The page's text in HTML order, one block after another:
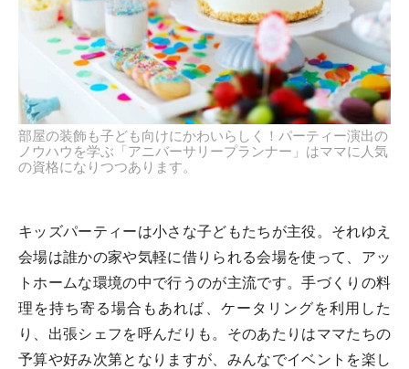
部屋の装飾も子ども向けにかわいらしく！パーティー演出の
ノウハウを学ぶ「アニバーサリープランナー」はママに人気
の資格になりつつあります。
キッズパーティーは小さな子どもたちが主役。それゆえ
会場は誰かの家や気軽に借りられる会場を使って、アッ
トホームな環境の中で行うのが主流です。手づくりの料
理を持ち寄る場合もあれば、ケータリングを利用した
り、出張シェフを呼んだりも。そのあたりはママたちの
予算や好み次第となりますが、みんなでイベントを楽し